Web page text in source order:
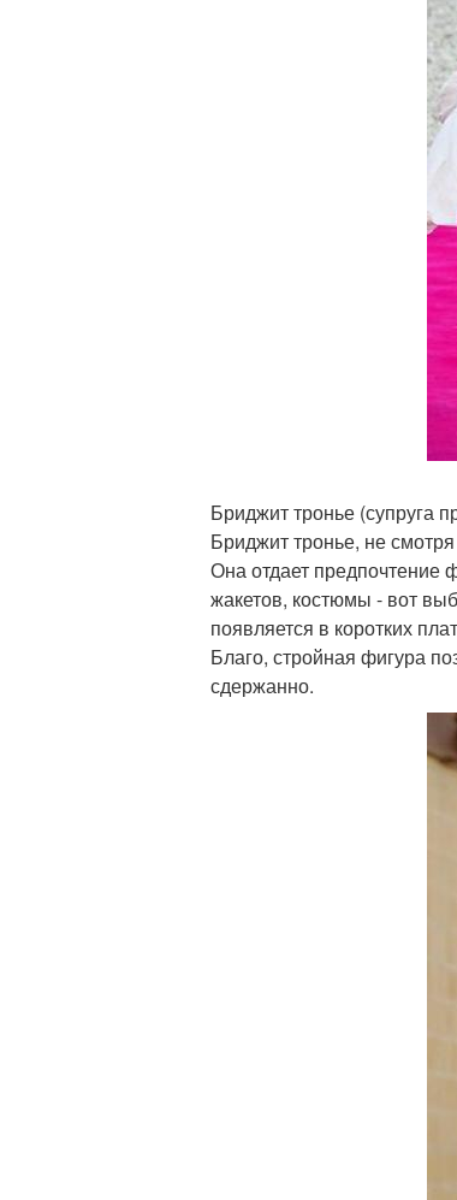
Бриджит тронье (супруга
Бриджит тронье, не
Она отдает предпочтение
жакетов, костюмы - вот
появляется в коротких
Благо, стройная фигура
сдержанно.